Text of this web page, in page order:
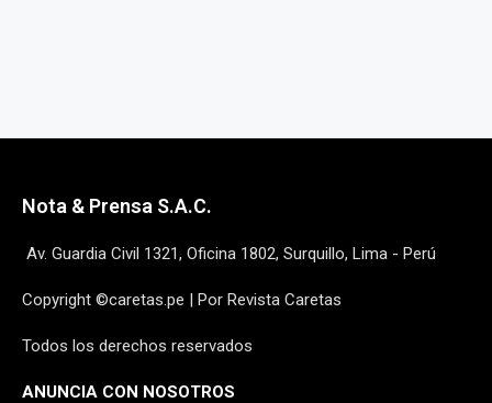
Nota & Prensa S.A.C.
Av. Guardia Civil 1321, Oficina 1802, Surquillo, Lima - Perú
Copyright ©caretas.pe | Por Revista Caretas
Todos los derechos reservados
ANUNCIA CON NOSOTROS